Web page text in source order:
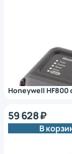
Honeywell
59 628 ₽
В